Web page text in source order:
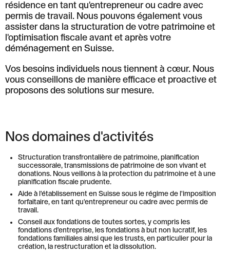
résidence en tant qu'entrepreneur ou cadre avec
permis de travail. Nous pouvons également vous
assister dans la structuration de votre patrimoine et
l'optimisation fiscale avant et après votre
déménagement en Suisse.
Vos besoins individuels nous tiennent à cœur. Nous
vous conseillons de manière efficace et proactive et
proposons des solutions sur mesure.
Nos domaines d'activités
Structuration transfrontalière de patrimoine, planification
successorale, transmissions de patrimoine de son vivant et
donations. Nous veillons à la protection du patrimoine et à une
planification fiscale prudente.
Aide à l'établissement en Suisse sous le régime de l'imposition
forfaitaire, en tant qu'entrepreneur ou cadre avec permis de
travail.
Conseil aux fondations de toutes sortes, y compris les
fondations d'entreprise, les fondations à but non lucratif, les
fondations familiales ainsi que les trusts, en particulier pour la
création, la restructuration et la dissolution.